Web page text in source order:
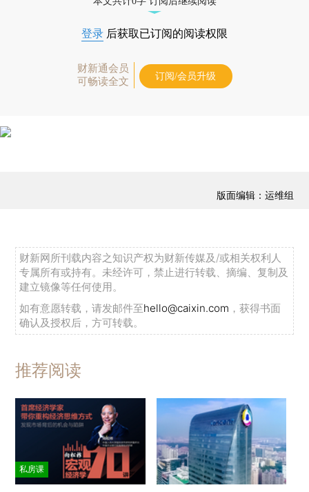
登录 后获取已订阅的阅读权限
财新通会员
可畅读全文
订阅/会员升级
版面编辑：运维组
财新网所刊载内容之知识产权为财新传媒及/或相关权利人
专属所有或持有。未经许可，禁止进行转载、摘编、复制及
建立镜像等任何使用。
如有意愿转载，请发邮件至hello@caixin.com ，获得书面
确认及授权后，方可转载。
推荐阅读
私房课